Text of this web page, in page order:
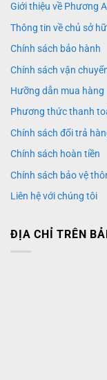
Giới thiệu về Phương
Thông tin về chủ sở
Chính sách bảo hành
Chính sách vận
Hưỡng dẫn mua hàng
Phương thức thanh
Chính sách đổi trả
Chính sách hoàn tiền
Chính sách bảo vệ
Liên hệ với chúng tôi
ĐỊA CHỈ TRÊN